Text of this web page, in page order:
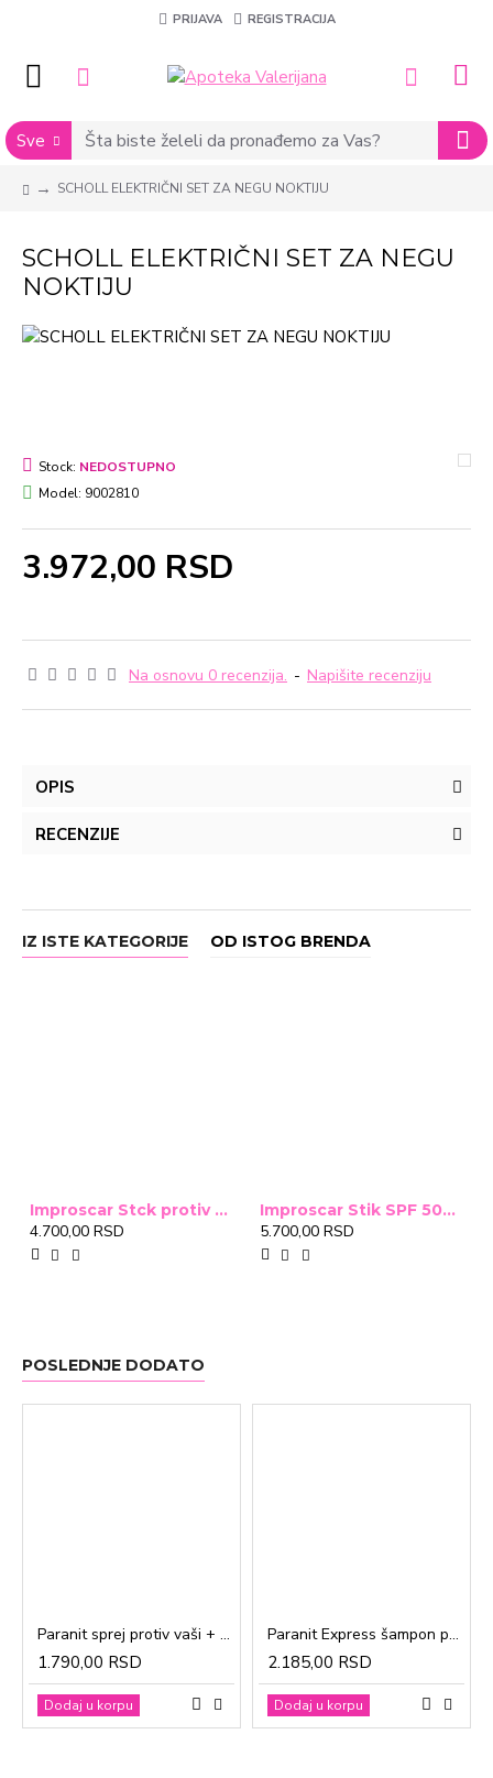
PRIJAVA REGISTRACIJA
Sve
SCHOLL ELEKTRIČNI SET ZA NEGU NOKTIJU
SCHOLL ELEKTRIČNI SET ZA NEGU
NOKTIJU
Na osnovu 0 recenzija. - Napišite recenziju
3.972,00 RSD
Stock: NEDOSTUPNO
Model: 9002810
OPIS
RECENZIJE
IZ ISTE KATEGORIJE OD ISTOG BRENDA
Improscar Stck protiv ožiljaka 4,6g
4.700,00 RSD
Improscar Stik SPF 50+ Conceal 6,9g (tonirani)
5.700,00 RSD
POSLEDNJE DODATO
Paranit sprej protiv vaši + češalj 100ml
1.790,00 RSD
Dodaj u korpu
Paranit Express šampon protiv vaši + češalj 200ml
2.185,00 RSD
Dodaj u korpu